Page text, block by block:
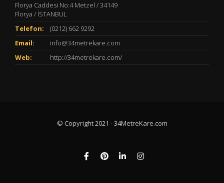
Florya Caddesi No:4 Metzel / 34149
Florya / İSTANBUL
Telefon:
(0212) 662 9292
Email:
info@34metrekare.com
Web:
http://34metrekare.com/
© Copyright 2021 - 34MetreKare.com